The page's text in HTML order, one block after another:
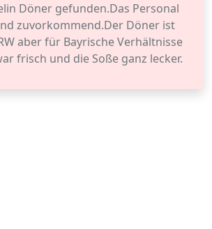
Döner gefunden.Das Personal
zuvorkommend.Der Döner ist
aber für Bayrische Verhältnisse
frisch und die Soße ganz lecker.